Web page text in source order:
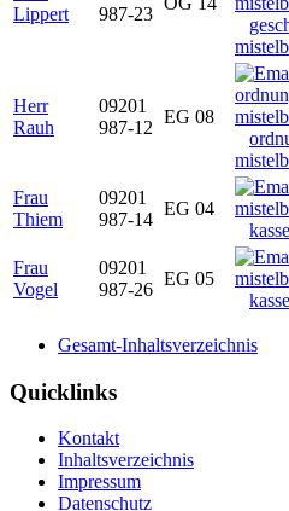
Lippert
987-23
Herr
Rauh
09201
987-12
EG 08
Frau
Thiem
09201
987-14
EG 04
Frau
Vogel
09201
987-26
EG 05
Gesamt-Inhaltsverzeichnis
Quicklinks
Kontakt
Inhaltsverzeichnis
Impressum
Datenschutz